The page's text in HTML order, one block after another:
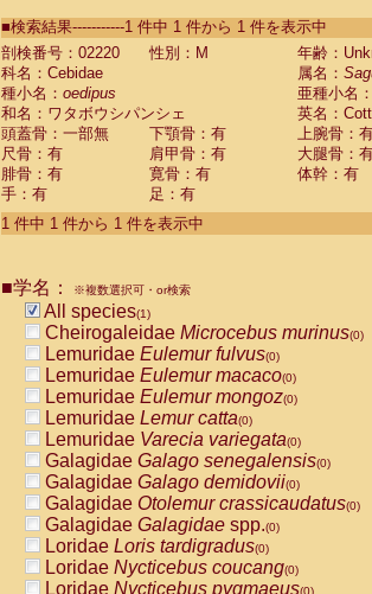
CebidaeSaguinus labiatus(0)
Cebidae Saguinus leucopus (0)
Cebidae
Cebidae
CebidaeSaguinus nigricollis (0)
Cebidae Saguinus oedipus
Cebidae Saguinus weddelli
Cebidae Saguinusspp.
Cebidae Aotus trivirgatus
Cebidae Cebus albifrons
CebidaeCebus nigrivittatus
CebidaeCebus
CebidaeSaimiri boliviensis(0)
CebidaeSaimiri sciureus(0)
AtelidaeAlouatta caraya(0)
AtelidaeAlouatta fusca(0)
AtelidaeAlouatta seniculus
AtelidaeAlouattaspp.(0)
AtelidaeAteles belzebuth(0)
AtelidaeAteles geoffroyi(0)
AtelidaeAteles paniscus(0)
AtelidaeAtelesspp.(0)
Atelidae Lagothrix lagothricha
AtelidaeLagothrix lagothricha cana
PitheciidaeCacajao calvus rubicundus
■検索結果-----------1 件中 1 件から 1 件を表示中
剖検番号：02220
性別：M
年齢：
科名：Cebidae
属名：
種小名： oedipus
亜種小名：
和名：ワタボウシパンシェ
英名：
頭蓋骨：一部無
下顎骨：有 上腕骨：
尺骨：有
肩甲骨：有 大腿骨：
腓骨：有
寛骨：有
体幹：有
手：有
足：有
1 件中 1 件から 1 件を表示中
■学名： ※複数選択可・or検索
All species(1)
Cheirogaleidae Microcebus murinus(0)
Lemuridae Eulemur fulvus(0)
Lemuridae Eulemur macaco(0)
Lemuridae Eulemur mongoz(0)
Lemuridae Lemur catta(0)
Lemuridae Varecia variegata(0)
Galagidae Galago senegalensis(0)
Galagidae Galago demidovii(0)
Galagidae Otolemur crassicaudatus(0)
Galagidae Galagidae spp.(0)
Loridae Loris tardigradus(0)
Loridae Nycticebus coucang(0)
Loridae Nycticebus pygmaeus(0)